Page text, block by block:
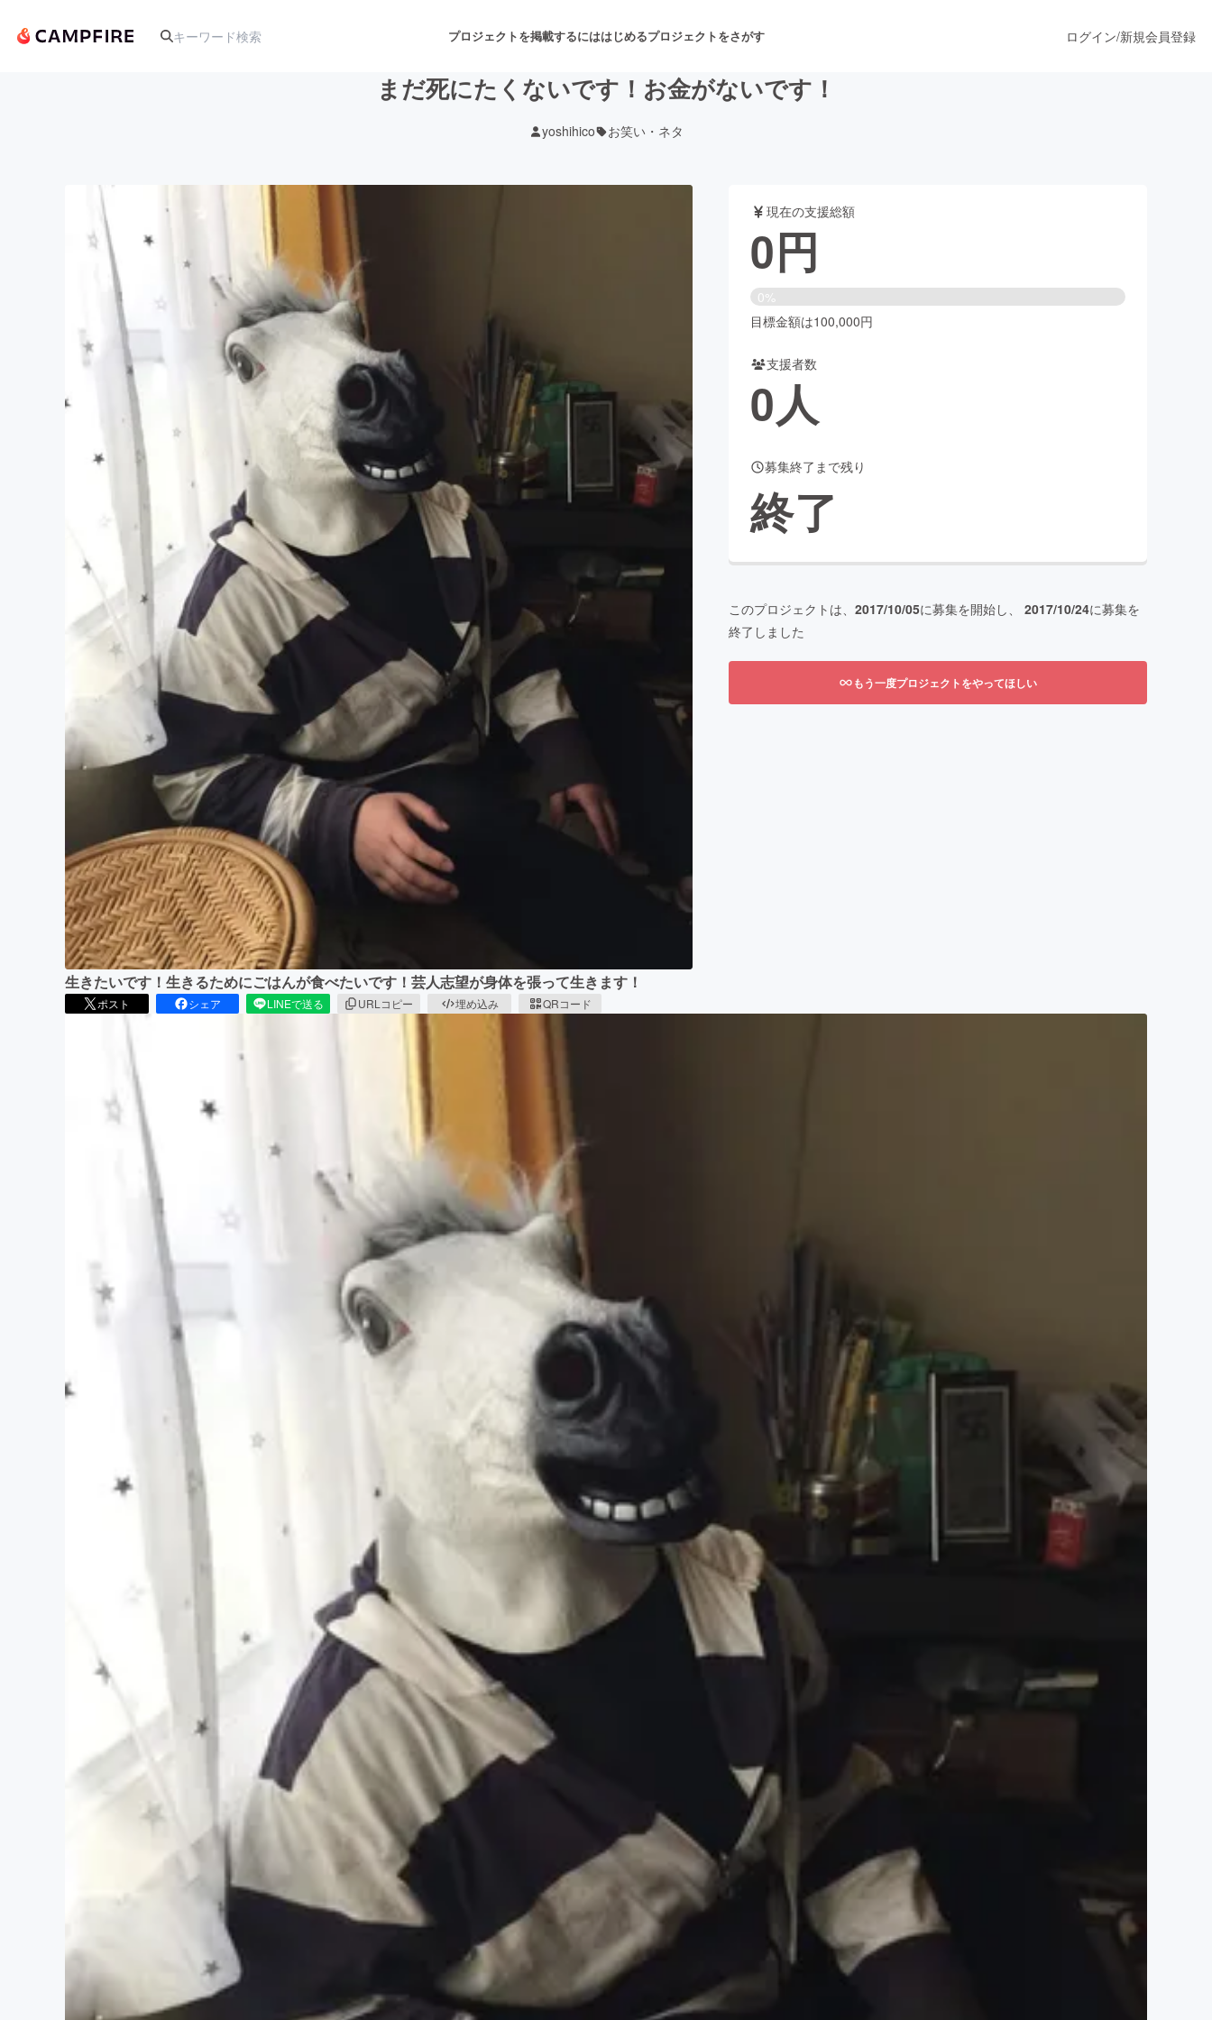
プロジェクトを掲載するにははじめるプロジェクトをさがす
舞台・パフォーマンス
テクノロジー・ガジェット
映像・映画 書籍・雑誌出版
ビジネス・起業 チャレンジ ビューティー・ヘルスケア
まちづくり・地域活性化
CAMPFIRE for Social Good
CAMPFIRE Creation
CAMPFIREふるさと納税
machi-ya
ログイン/新規会員登録
まだ死にたくないです！お金がないです！
yoshihico お笑い・ネタ
生きたいです！生きるためにごはんが食べたいです！芸人志望が身体を張って生きます！
ポスト シェア LINEで送る URLコピー 埋め込み QRコード
現在の支援総額
0円
0%
目標金額は100,000円
支援者数
0人
募集終了まで残り
終了
このプロジェクトは、 2017/10/05に募集を開始し、 2017/10/24に募集を
終了しました
もう一度プロジェクトをやってほしい